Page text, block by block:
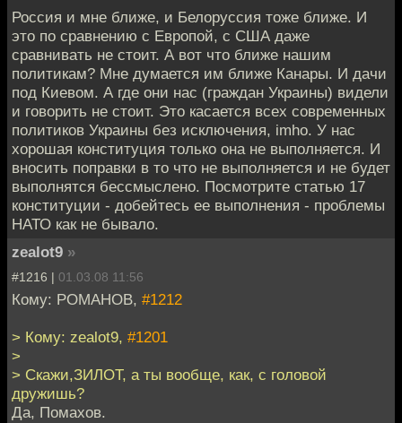
Россия и мне ближе, и Белоруссия тоже ближе. И
это по сравнению с Европой, с США даже
сравнивать не стоит. А вот что ближе нашим
политикам? Мне думается им ближе Канары. И дачи
под Киевом. А где они нас (граждан Украины) видели
и говорить не стоит. Это касается всех современных
политиков Украины без исключения, imho. У нас
хорошая конституция только она не выполняется. И
вносить поправки в то что не выполняется и не будет
выполнятся бессмыслено. Посмотрите статью 17
конституции - добейтесь ее выполнения - проблемы
НАТО как не бывало.
zealot9 »
#1216 | 01.03.08 11:56
Кому: РОМАНОВ, #1212
> Кому: zealot9, #1201
>
> Cкажи,ЗИЛОТ, а ты вообще, как, с головой
дружишь?
Да, Помахов.